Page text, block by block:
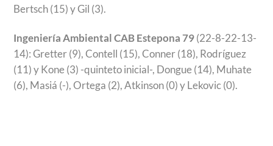
Bertsch (15) y Gil (3).
Ingeniería Ambiental CAB Estepona 79(22-8-22-13-
14): Gretter (9), Contell (15), Conner (18), Rodríguez
(11) y Kone (3) -quinteto inicial-, Dongue (14), Muhate
(6), Masiá (-), Ortega (2), Atkinson (0) y Lekovic (0).